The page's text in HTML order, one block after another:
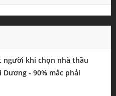
người khi chọn nhà thầu
Dương - 90% mắc phải